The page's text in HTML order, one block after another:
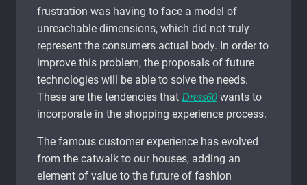
frustration was having to face a model of
unreachable dimensions, which did not truly
represent the consumers actual body. In order to
improve this problem, the proposals of future
technologies will be able to solve the needs.
These are the tendencies that Dress60 wants to
incorporate in the shopping experience process.
The famous customer experience has evolved
from the catwalk to our houses, adding an
element of value to the future of fashion